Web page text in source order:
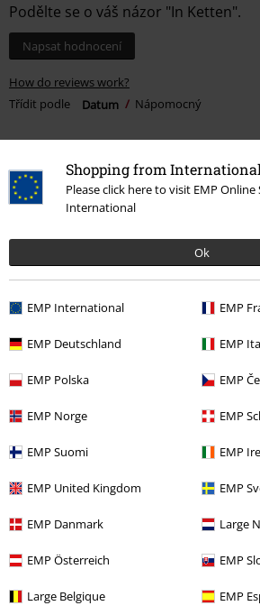
Shopping from International
Please click here to visit EMP
International
Ok
EMP International EMP
EMP Deutschland EMP
EMP Polska EMP
EMP Norge EMP
EMP Suomi EMP
EMP United Kingdom EMP
EMP Danmark Large
EMP Österreich EMP
Large Belgique EMP
Podělte se o váš názor "In Ketten".
Napsat hodnocení
How do reviews work?
Třídit podle
Datum Nápomocný
Lucie S.
6 Hodnocení
Výška postavy v metrech:
Zakoupena velikost: 4xl
Pěkné koncertove triko
mám ho akurat. Nedoporučuji pro větší ženy
splnilo.
Design
Střih
Šířka
Délka
Příliš krátké
Perfektní